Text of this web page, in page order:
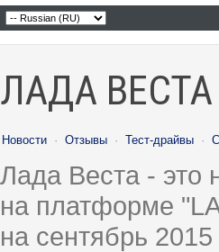
ЛАДА ВЕСТА
Новости · Отзывы · Тест-драйвы ·
Лада Веста -
на платформе
на сентябрь